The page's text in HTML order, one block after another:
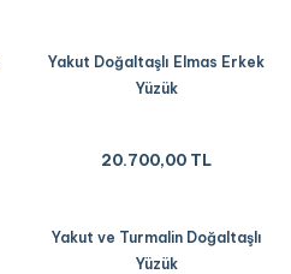
Yakut Doğaltaşlı Elmas Erkek
Yüzük
20.700,00 TL
Yakut ve Turmalin Doğaltaşlı
Yüzük